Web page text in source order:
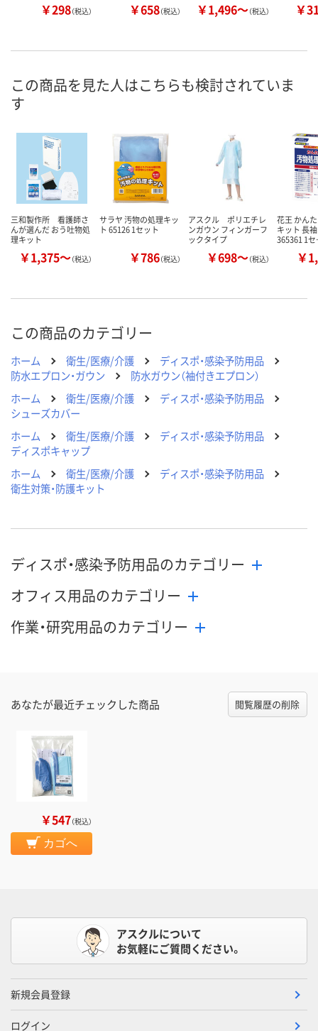
￥298（税込） ￥658（税込） ￥1,496～（税込） ￥
この商品を見た人はこちらも検討されていま
す
三和製作所 看護師さ
んが選んだ おう吐物処
理キット
￥1,375～（税込）
サラヤ 汚物の処理キッ
ト 65126 1セット
￥786（税込）
アスクル ポリエチレ
ンガウン フィンガーフ
ックタイプ
￥698～（税込）
花王 かん
キット 長
365361 1
￥
この商品のカテゴリー
ホーム 衛生/医療/介護
ディスポ・感染予防用品
防水エプロン・ガウン
防水ガウン（袖付きエプロン）
ホーム
衛生/医療/介護
ディスポ・感染予防用品
シューズカバー
ホーム
衛生/医療/介護
ディスポ・感染予防用品
ディスポキャップ
ホーム
衛生/医療/介護
ディスポ・感染予防用品
衛生対策・防護キット
ディスポ・感染予防用品のカテゴリー
オフィス用品のカテゴリー
作業・研究用品のカテゴリー
あなたが最近チェックした商品 閲覧履歴の削除
￥547（税込）
カゴへ
アスクルについて
お気軽にご質問ください。
新規会員登録
ログイン